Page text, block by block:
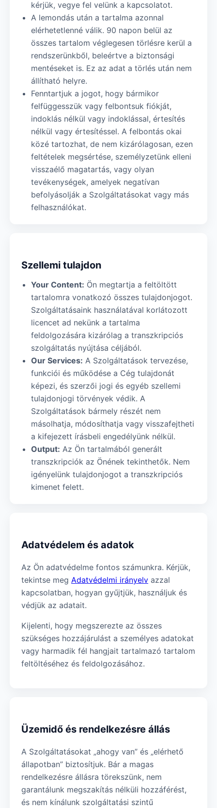
kérjük, vegye fel velünk a kapcsolatot.
A lemondás után a tartalma azonnal
elérhetetlenné válik. 90 napon belül az
összes tartalom véglegesen törlésre kerül a
rendszerünkből, beleértve a biztonsági
mentéseket is. Ez az adat a törlés után nem
állítható helyre.
Fenntartjuk a jogot, hogy bármikor
felfüggesszük vagy felbontsuk fiókját,
indoklás nélkül vagy indoklással, értesítés
nélkül vagy értesítéssel. A felbontás okai
közé tartozhat, de nem kizárólagosan, ezen
feltételek megsértése, személyzetünk elleni
visszaélő magatartás, vagy olyan
tevékenységek, amelyek negatívan
befolyásolják a Szolgáltatásokat vagy más
felhasználókat.
Szellemi tulajdon
Your Content: Ön megtartja a feltöltött
tartalomra vonatkozó összes tulajdonjogot.
Szolgáltatásaink használatával korlátozott
licencet ad nekünk a tartalma
feldolgozására kizárólag a transzkripciós
szolgáltatás nyújtása céljából.
Our Services: A Szolgáltatások tervezése,
funkciói és működése a Cég tulajdonát
képezi, és szerzői jogi és egyéb szellemi
tulajdonjogi törvények védik. A
Szolgáltatások bármely részét nem
másolhatja, módosíthatja vagy visszafejtheti
a kifejezett írásbeli engedélyünk nélkül.
Output: Az Ön tartalmából generált
transzkripciók az Önének tekinthetők. Nem
igényelünk tulajdonjogot a transzkripciós
kimenet felett.
Adatvédelem és adatok
Az Ön adatvédelme fontos számunkra. Kérjük,
tekintse meg Adatvédelmi irányelv azzal
kapcsolatban, hogyan gyűjtjük, használjuk és
védjük az adatait.
Kijelenti, hogy megszerezte az összes
szükséges hozzájárulást a személyes adatokat
vagy harmadik fél hangjait tartalmazó tartalom
feltöltéséhez és feldolgozásához.
Üzemidő és rendelkezésre állás
A Szolgáltatásokat „ahogy van” és „elérhető
állapotban” biztosítjuk. Bár a magas
rendelkezésre állásra törekszünk, nem
garantálunk megszakítás nélküli hozzáférést,
és nem kínálunk szolgáltatási szintű